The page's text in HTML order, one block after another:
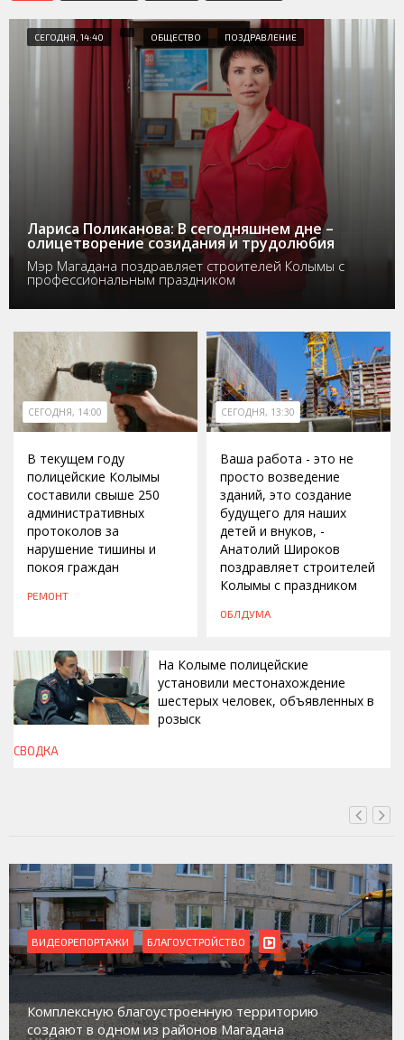
СЕГОДНЯ, 14:40 ОБЩЕСТВО ПОЗДРАВЛЕНИЕ
Лариса Поликанова: В сегодняшнем дне –
олицетворение созидания и трудолюбия
Мэр Магадана поздравляет строителей Колымы с
профессиональным праздником
СЕГОДНЯ, 14:00
В текущем году
полицейские Колымы
составили свыше 250
административных
протоколов за
нарушение тишины и
покоя граждан
РЕМОНТ
СЕГОДНЯ, 13:30
Ваша работа - это не
просто возведение
зданий, это создание
будущего для наших
детей и внуков, -
Анатолий Широков
поздравляет строителей
Колымы с праздником
ОБЛДУМА
СЕГОДНЯ, 13:00
На Колыме полицейские
установили местонахождение
шестерых человек, объявленных в
розыск
СВОДКА
ВИДЕОРЕПОРТАЖИ
Магадан присоединился к пилотному проекту по
работе с несовершеннолетними из групп
социального риска «Переправа»